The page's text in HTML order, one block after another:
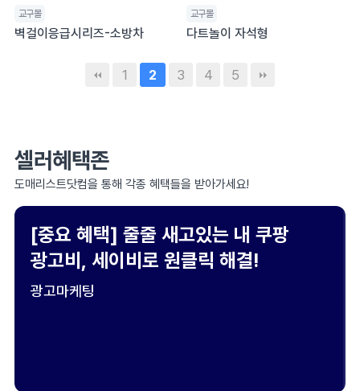
교구몰
벽걸이응급시리즈-소방차
교구몰
다트놀이 자석형
1 2 3 4 5
셀러혜택존
도매리스트닷컴을 통해 각종 혜택들을 받아가세요!
[중요 혜택] 줄줄 새고있는 내 쿠팡
광고비, 세이비로 원클릭 해결!
광고마케팅